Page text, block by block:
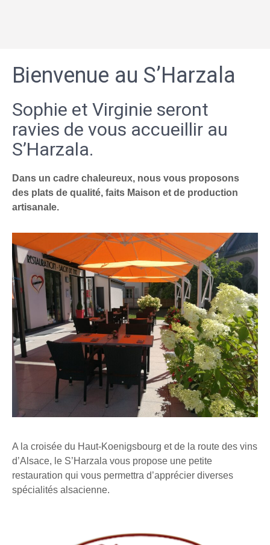
Bienvenue au S’Harzala
Sophie et Virginie seront
ravies de vous accueillir au
S’Harzala.
Dans un cadre chaleureux, nous vous proposons
des plats de qualité, faits Maison et de production
artisanale.
A la croisée du Haut-Koenigsbourg et de la route des vins
d’Alsace, le S’Harzala vous propose une petite
restauration qui vous permettra d’apprécier diverses
spécialités alsacienne.